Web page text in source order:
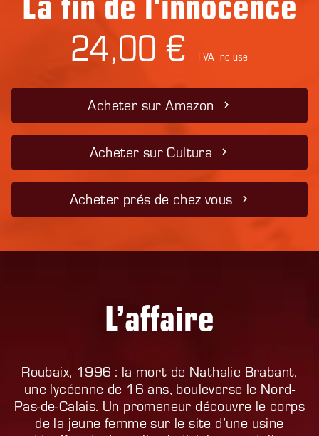
24,00 € TVA incluse
Acheter sur Amazon
Acheter sur Cultura
Acheter prés de chez vous
L’affaire
Roubaix, 1996 : la mort de Nathalie Brabant,
une lycéenne de 16 ans, bouleverse le Nord-
Pas-de-Calais. Un promeneur découvre le corps
de la jeune femme sur le site d’une usine